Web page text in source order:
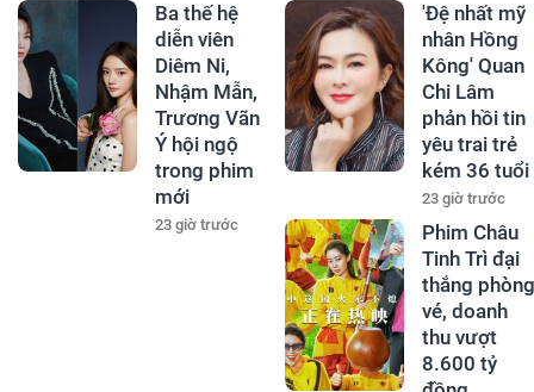
Ba thế hệ
diễn viên
Diêm Ni,
Nhậm Mẫn,
Trương Vãn
Ý hội ngộ
trong phim
mới
23 giờ trước
'Đệ nhất mỹ
nhân Hồng
Kông' Quan
Chi Lâm
phản hồi tin
yêu trai trẻ
kém 36 tuổi
23 giờ trước
Phim Châu
Tinh Trì đại
thắng phòng
vé, doanh
thu vượt
8.600 tỷ